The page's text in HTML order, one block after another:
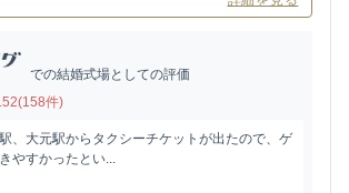
での結婚式場としての評価
件)
、大元駅からタクシーチケットが出たので、ゲ
やすかったとい...